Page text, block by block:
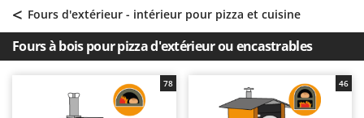
Accessoires pour tracteurs tondeuses autoportés
Aérateurs Scarificateurs pour gazon
Arracheuses de pommes de terre pour tracteur
Aspirateurs - Balais Électriques
Aspirateurs à cendres
AgriEuro Premium
AgriEuro TOP-LINE
AGT
Airmec
< Fours d'extérieur - intérieur pour pizza et cuisine
Fours à bois pour pizza d'extérieur ou encastrables
78 46